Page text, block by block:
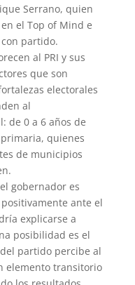
Serrano, quien
el Top of Mind e
partido.
al PRI y sus
que son
electorales
al
de 0 a 6 años de
quienes
de municipios
gobernador es
ante el
explicarse a
posibilidad es el
partido percibe al
elemento transitorio